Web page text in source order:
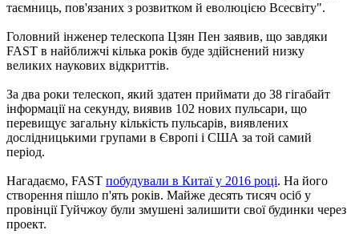
таємниць, пов'язаних з розвитком й еволюцією Всесвіту".
Головний інженер телескопа Цзян Пен заявив, що завдяки
FAST в найближчі кілька років буде здійснений низку
великих наукових відкриттів.
За два роки телескоп, який здатен приймати до 38 гігабайт
інформації на секунду, виявив 102 нових пульсари, що
перевищує загальну кількість пульсарів, виявлених
дослідницькими групами в Європі і США за той самий
період.
Нагадаємо, FAST побудували в Китаї у 2016 році. На його
створення пішло п'ять років. Майже десять тисяч осіб у
провінції Гуйчжоу були змушені залишити свої будинки через
проект.